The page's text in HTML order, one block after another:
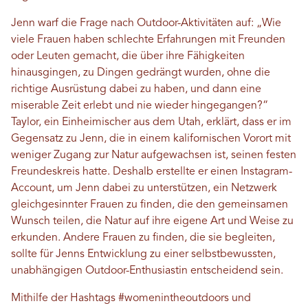
Jenn warf die Frage nach Outdoor-Aktivitäten auf: „Wie
viele Frauen haben schlechte Erfahrungen mit Freunden
oder Leuten gemacht, die über ihre Fähigkeiten
hinausgingen, zu Dingen gedrängt wurden, ohne die
richtige Ausrüstung dabei zu haben, und dann eine
miserable Zeit erlebt und nie wieder hingegangen?“
Taylor, ein Einheimischer aus dem Utah, erklärt, dass er im
Gegensatz zu Jenn, die in einem kalifornischen Vorort mit
weniger Zugang zur Natur aufgewachsen ist, seinen festen
Freundeskreis hatte. Deshalb erstellte er einen Instagram-
Account, um Jenn dabei zu unterstützen, ein Netzwerk
gleichgesinnter Frauen zu finden, die den gemeinsamen
Wunsch teilen, die Natur auf ihre eigene Art und Weise zu
erkunden. Andere Frauen zu finden, die sie begleiten,
sollte für Jenns Entwicklung zu einer selbstbewussten,
unabhängigen Outdoor-Enthusiastin entscheidend sein.
Mithilfe der Hashtags #womenintheoutdoors und